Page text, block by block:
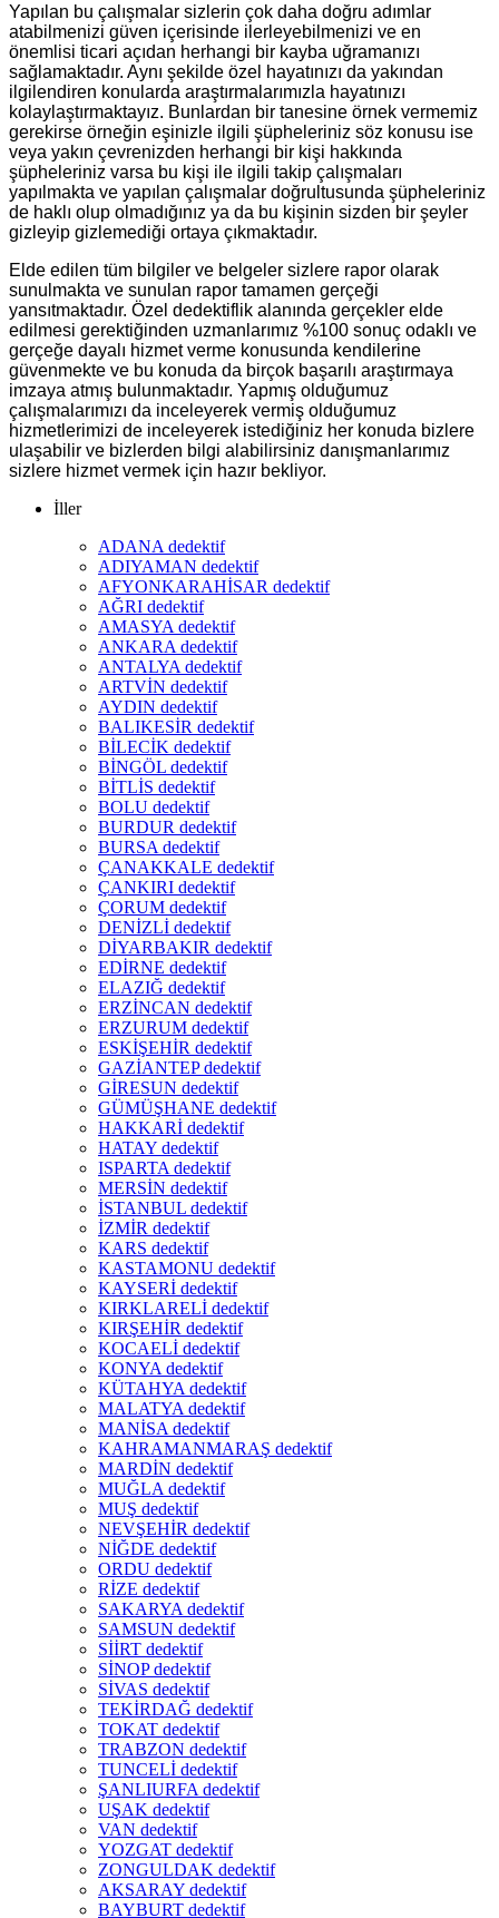
Yapılan bu çalışmalar sizlerin çok daha doğru adımlar
atabilmenizi güven içerisinde ilerleyebilmenizi ve en
önemlisi ticari açıdan herhangi bir kayba uğramanızı
sağlamaktadır. Aynı şekilde özel hayatınızı da yakından
ilgilendiren konularda araştırmalarımızla hayatınızı
kolaylaştırmaktayız. Bunlardan bir tanesine örnek vermemiz
gerekirse örneğin eşinizle ilgili şüpheleriniz söz konusu ise
veya yakın çevrenizden herhangi bir kişi hakkında
şüpheleriniz varsa bu kişi ile ilgili takip çalışmaları
yapılmakta ve yapılan çalışmalar doğrultusunda şüpheleriniz
de haklı olup olmadığınız ya da bu kişinin sizden bir şeyler
gizleyip gizlemediği ortaya çıkmaktadır.
Elde edilen tüm bilgiler ve belgeler sizlere rapor olarak
sunulmakta ve sunulan rapor tamamen gerçeği
yansıtmaktadır. Özel dedektiflik alanında gerçekler elde
edilmesi gerektiğinden uzmanlarımız %100 sonuç odaklı ve
gerçeğe dayalı hizmet verme konusunda kendilerine
güvenmekte ve bu konuda da birçok başarılı araştırmaya
imzaya atmış bulunmaktadır. Yapmış olduğumuz
çalışmalarımızı da inceleyerek vermiş olduğumuz
hizmetlerimizi de inceleyerek istediğiniz her konuda bizlere
ulaşabilir ve bizlerden bilgi alabilirsiniz danışmanlarımız
sizlere hizmet vermek için hazır bekliyor.
İller
ADANA dedektif
ADIYAMAN dedektif
AFYONKARAHİSAR dedektif
AĞRI dedektif
AMASYA dedektif
ANKARA dedektif
ANTALYA dedektif
ARTVİN dedektif
AYDIN dedektif
BALIKESİR dedektif
BİLECİK dedektif
BİNGÖL dedektif
BİTLİS dedektif
BOLU dedektif
BURDUR dedektif
BURSA dedektif
ÇANAKKALE dedektif
ÇANKIRI dedektif
ÇORUM dedektif
DENİZLİ dedektif
DİYARBAKIR dedektif
EDİRNE dedektif
ELAZIĞ dedektif
ERZİNCAN dedektif
ERZURUM dedektif
ESKİŞEHİR dedektif
GAZİANTEP dedektif
GİRESUN dedektif
GÜMÜŞHANE dedektif
HAKKARİ dedektif
HATAY dedektif
ISPARTA dedektif
MERSİN dedektif
İSTANBUL dedektif
İZMİR dedektif
KARS dedektif
KASTAMONU dedektif
KAYSERİ dedektif
KIRKLARELİ dedektif
KIRŞEHİR dedektif
KOCAELİ dedektif
KONYA dedektif
KÜTAHYA dedektif
MALATYA dedektif
MANİSA dedektif
KAHRAMANMARAŞ dedektif
MARDİN dedektif
MUĞLA dedektif
MUŞ dedektif
NEVŞEHİR dedektif
NİĞDE dedektif
ORDU dedektif
RİZE dedektif
SAKARYA dedektif
SAMSUN dedektif
SİİRT dedektif
SİNOP dedektif
SİVAS dedektif
TEKİRDAĞ dedektif
TOKAT dedektif
TRABZON dedektif
TUNCELİ dedektif
ŞANLIURFA dedektif
UŞAK dedektif
VAN dedektif
YOZGAT dedektif
ZONGULDAK dedektif
AKSARAY dedektif
BAYBURT dedektif